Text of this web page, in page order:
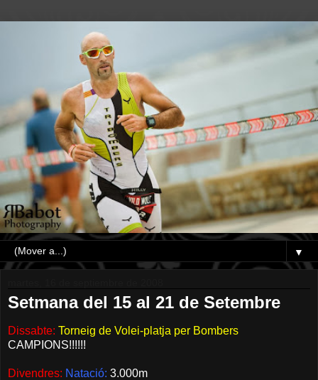
▼
Setmana del 15 al 21 de Setembre
Dissabte: Torneig de Volei-platja per Bombers
CAMPIONS!!!!!!
Divendres: Natació: 3.000m